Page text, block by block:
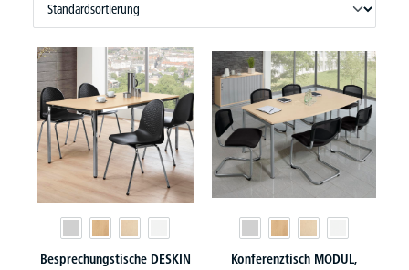
Besprechungstische DESKIN
Konferenztisch MODUL,